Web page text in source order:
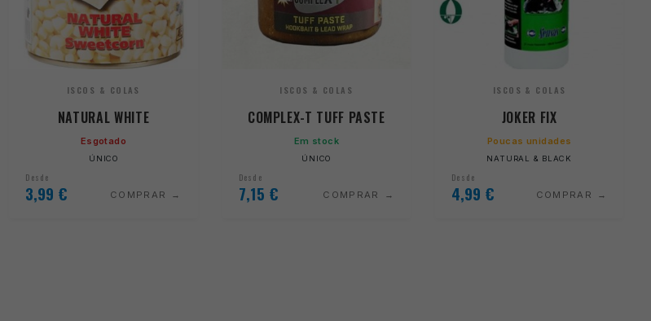
ISCOS & COLAS
NATURAL WHITE
Esgotado
ÚNICO
Desde
3,99 € COMPRAR
ISCOS & COLAS
COMPLEX-T TUFF PASTE
Em stock
ÚNICO
Desde
7,15 € COMPRAR
ISCOS & COLAS
JOKER FIX
Poucas unidades
NATURAL & BLACK
Desde
4,99 € COMPRAR